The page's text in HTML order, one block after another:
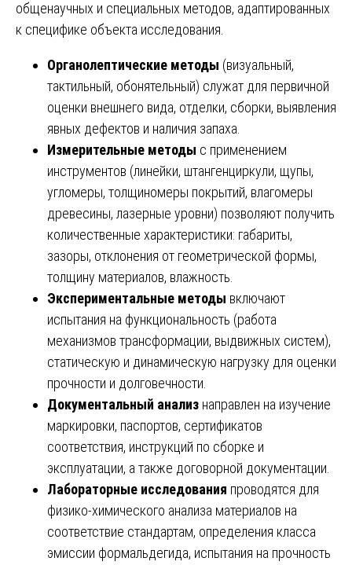
общенаучных и специальных методов, адаптированных
к специфике объекта исследования.
Органолептические методы (визуальный,
тактильный, обонятельный) служат для первичной
оценки внешнего вида, отделки, сборки, выявления
явных дефектов и наличия запаха.
Измерительные методы с применением
инструментов (линейки, штангенциркули, щупы,
угломеры, толщиномеры покрытий, влагомеры
древесины, лазерные уровни) позволяют получить
количественные характеристики: габариты,
зазоры, отклонения от геометрической формы,
толщину материалов, влажность.
Экспериментальные методы включают
испытания на функциональность (работа
механизмов трансформации, выдвижных систем),
статическую и динамическую нагрузку для оценки
прочности и долговечности.
Документальный анализ направлен на изучение
маркировки, паспортов, сертификатов
соответствия, инструкций по сборке и
эксплуатации, а также договорной документации.
Лабораторные исследования проводятся для
физико-химического анализа материалов на
соответствие стандартам, определения класса
эмиссии формальдегида, испытания на прочность